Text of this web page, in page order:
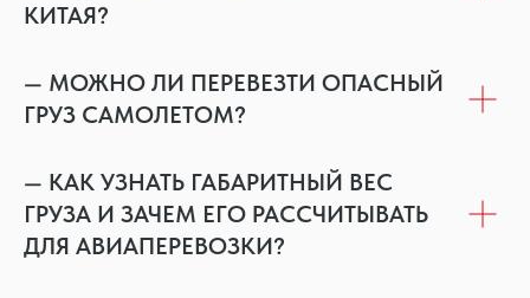
КИТАЯ?
— МОЖНО ЛИ ПЕРЕВЕЗТИ ОПАСНЫЙ
ГРУЗ САМОЛЕТОМ?
— КАК УЗНАТЬ ГАБАРИТНЫЙ ВЕС
ГРУЗА И ЗАЧЕМ ЕГО РАССЧИТЫВАТЬ
ДЛЯ АВИАПЕРЕВОЗКИ?